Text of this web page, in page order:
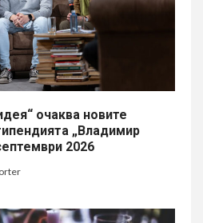
очаква новите
„Владимир
2026